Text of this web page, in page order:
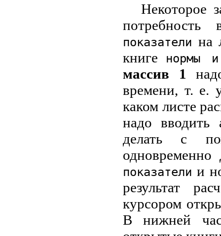
Некоторое
показатели на
книге
нормы
массив 1
времени, т. е.
каком листе
надо вводить
делать с
показатели и
результат
курсором
В нижней